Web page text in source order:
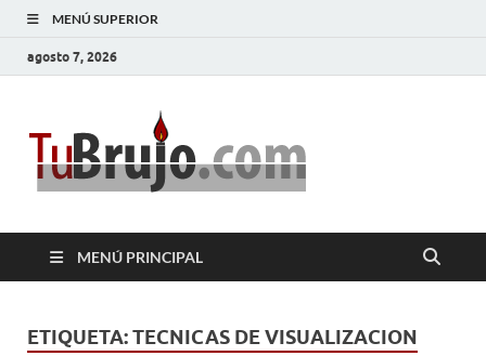
MENÚ SUPERIOR
agosto 7, 2026
MENÚ PRINCIPAL
ETIQUETA:TECNICAS DE VISUALIZACION